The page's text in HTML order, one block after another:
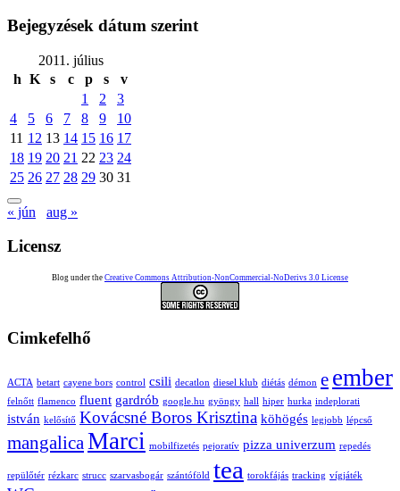
Bejegyzések dátum szerint
2011. július
h K s c p s
v
1
2
3
4
5 6 7 8 9
10
11 12 13 14 15 16 17
18 19 20 21 22 23 24
25 26 27 28 29 30 31
« jún aug »
Licensz
Blog under the Creative Commons Attribution-NonCommercial-NoDerivs 3.0 License
Cimkefelhő
ACTA betart cayene bors control csili decatlon diesel klub diétás démon e ember
felnőtt flamenco fluent gardrób google.hu gyöngy hall hiper hurka indeplorati
istván kelősítő Kovácsné Boros Krisztina köhögés legjobb lépcső
mangalicaMarci mobilfizetés pejoratív pizza univerzum repedés
repülőtér rézkarc strucc szarvasbogár szántóföld tea torokfájás tracking vígjáték